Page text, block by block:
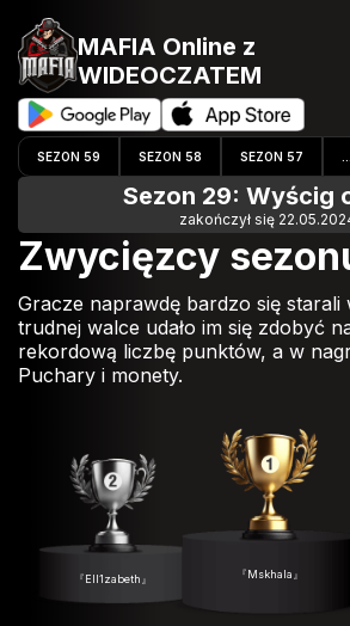
MAFIA Online z
WIDEOCZATEM
SEZON 59 SEZON 58 SEZON 57
Sezon 29: Wyścig
zakończył się
Zwycięzcy
Gracze naprawdę bardzo się starali
trudnej walce udało im się zdobyć
rekordową liczbę punktów, a w
Puchary i monety.
『Mskhala』
『Ell1zabeth』